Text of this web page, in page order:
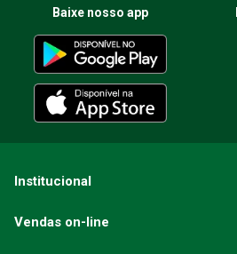
Baixe nosso app
Institucional
Vendas on-line